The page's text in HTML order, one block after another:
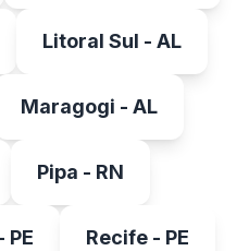
Litoral Sul - AL
Maragogi - AL
Pipa - RN
PE Recife - PE